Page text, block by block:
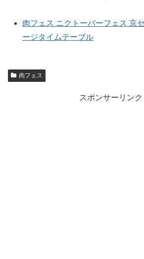
肉フェス ニクトーバーフェス 京
ージタイムテーブル
肉フェス
スポンサーリンク